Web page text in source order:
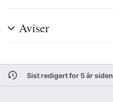
Aviser
Sist redigert for 5 år siden